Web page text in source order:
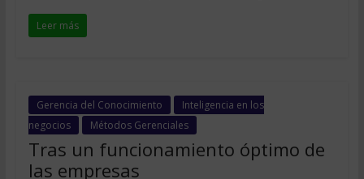
Leer más
Gerencia del Conocimiento
Inteligencia en los
negocios
Métodos Gerenciales
Tras un funcionamiento óptimo de
las empresas